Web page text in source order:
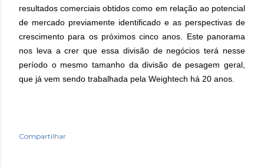
resultados comerciais obtidos como em relação ao potencial
de mercado previamente identificado e as perspectivas de
crescimento para os próximos cinco anos. Este panorama
nos leva a crer que essa divisão de negócios terá nesse
período o mesmo tamanho da divisão de pesagem geral,
que já vem sendo trabalhada pela Weightech há 20 anos.
Compartilhar